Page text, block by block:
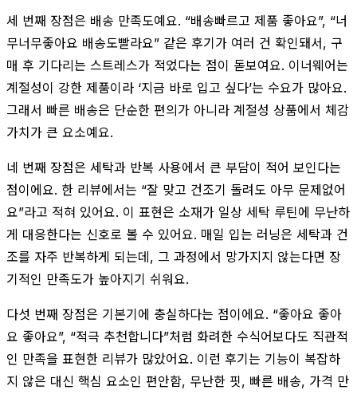
세 번째 장점은 배송 만족도예요. “배송빠르고 제품 좋아요”, “너
무너무좋아요 배송도빨라요” 같은 후기가 여러 건 확인돼서, 구
매 후 기다리는 스트레스가 적었다는 점이 돋보여요. 이너웨어는
계절성이 강한 제품이라 ‘지금 바로 입고 싶다’는 수요가 많아요.
그래서 빠른 배송은 단순한 편의가 아니라 계절성 상품에서 체감
가치가 큰 요소예요.
네 번째 장점은 세탁과 반복 사용에서 큰 부담이 적어 보인다는
점이에요. 한 리뷰에서는 “잘 맞고 건조기 돌려도 아무 문제없어
요”라고 적혀 있어요. 이 표현은 소재가 일상 세탁 루틴에 무난하
게 대응한다는 신호로 볼 수 있어요. 매일 입는 러닝은 세탁과 건
조를 자주 반복하게 되는데, 그 과정에서 망가지지 않는다면 장
기적인 만족도가 높아지기 쉬워요.
다섯 번째 장점은 기본기에 충실하다는 점이에요. “좋아요 좋아
요 좋아요”, “적극 추천합니다”처럼 화려한 수식어보다도 직관적
인 만족을 표현한 리뷰가 많았어요. 이런 후기는 기능이 복잡하
지 않은 대신 핵심 요소인 편안함, 무난한 핏, 빠른 배송, 가격 만